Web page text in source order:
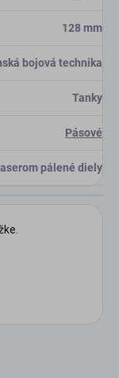
128 mm
bojová technika
Tanky
Pásové
pálené diely